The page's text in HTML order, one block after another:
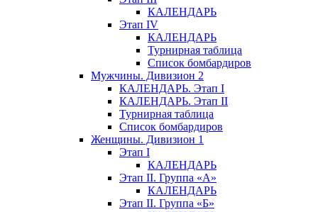
КАЛЕНДАРЬ
Этап IV
КАЛЕНДАРЬ
Турнирная таблица
Список бомбардиров
Мужчины. Дивизион 2
КАЛЕНДАРЬ. Этап I
КАЛЕНДАРЬ. Этап II
Турнирная таблица
Список бомбардиров
Женщины. Дивизион 1
Этап I
КАЛЕНДАРЬ
Этап II. Группа «А»
КАЛЕНДАРЬ
Этап II. Группа «Б»